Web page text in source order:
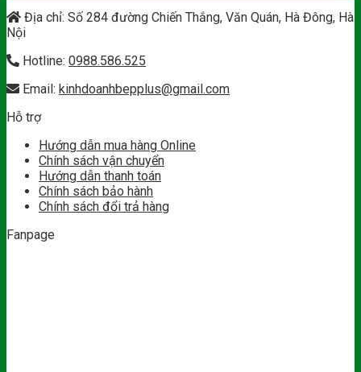
Địa chỉ: Số 284 đường Chiến Thắng, Văn Quán, Hà Đông, Hà
Nội
Hotline: 0988.586.525
Email: kinhdoanhbepplus@gmail.com
Hỗ trợ
Hướng dẫn mua hàng Online
Chính sách vận chuyển
Hướng dẫn thanh toán
Chính sách bảo hành
Chính sách đổi trả hàng
Fanpage